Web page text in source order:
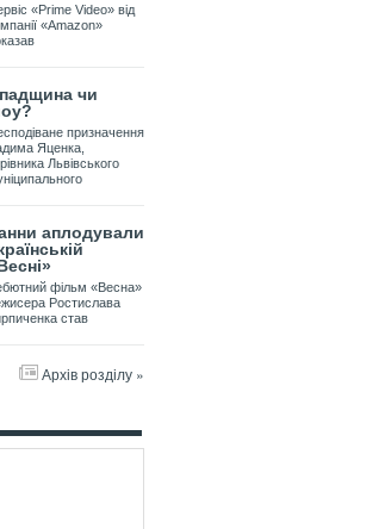
«Prime Video» від
«Amazon»
чи
призначення
Яценка,
Львівського
аплодували
фільм «Весна»
Ростислава
став
Архів розділу »